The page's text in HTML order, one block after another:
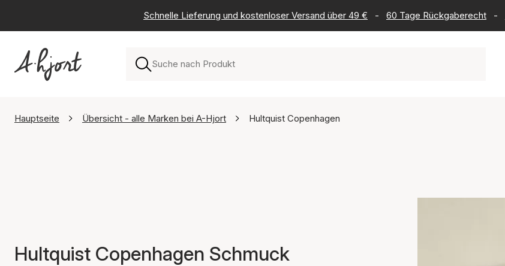
Schnelle Lieferung und kostenloser Versand über 49 € - 60 Tage Rückgaberecht -
Hauptseite Übersicht - alle Marken bei A-Hjort Hultquist Copenhagen
Hultquist Copenhagen Schmuck